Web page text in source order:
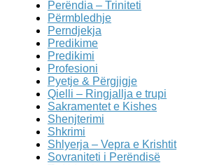
Perëndia – Triniteti
Përmbledhje
Perndjekja
Predikime
Predikimi
Profesioni
Pyetje & Përgjigje
Qielli – Ringjallja e trupi
Sakramentet e Kishes
Shenjterimi
Shkrimi
Shlyerja – Vepra e Krishtit
Sovraniteti i Perëndisë